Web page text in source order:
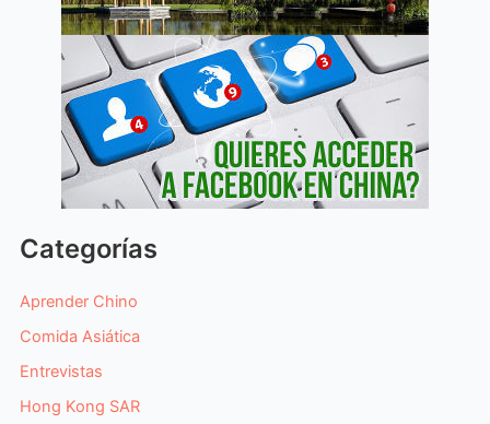
Categorías
Aprender Chino
Comida Asiática
Entrevistas
Hong Kong SAR